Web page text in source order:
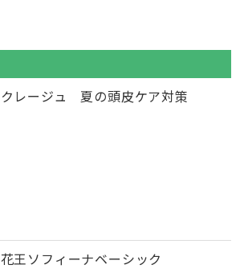
クレージュ 夏の頭皮ケア対策
花王ソフィーナベーシック